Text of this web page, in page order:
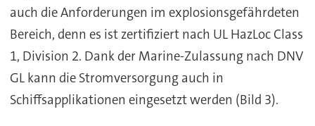
auch die Anforderungen im explosionsgefährdeten
Bereich, denn es ist zertifiziert nach UL HazLoc Class
1, Division 2. Dank der Marine-Zulassung nach DNV
GL kann die Stromversorgung auch in
Schiffsapplikationen eingesetzt werden (Bild 3).